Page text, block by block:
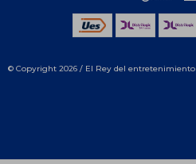
© Copyright 2026 / El Rey del entretenimiento